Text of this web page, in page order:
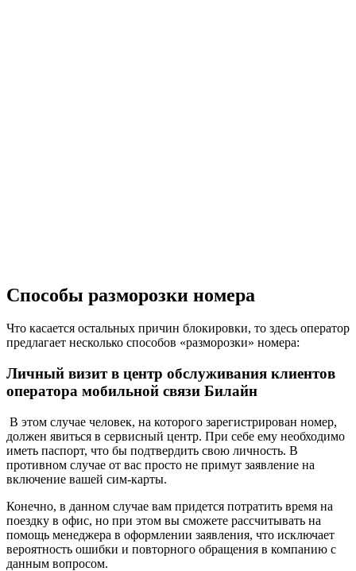
Способы разморозки номера
Что касается остальных причин блокировки, то здесь оператор
предлагает несколько способов «разморозки» номера:
Личный визит в центр обслуживания клиентов
оператора мобильной связи Билайн
В этом случае человек, на которого зарегистрирован номер,
должен явиться в сервисный центр. При себе ему необходимо
иметь паспорт, что бы подтвердить свою личность. В
противном случае от вас просто не примут заявление на
включение вашей сим-карты.
Конечно, в данном случае вам придется потратить время на
поездку в офис, но при этом вы сможете рассчитывать на
помощь менеджера в оформлении заявления, что исключает
вероятность ошибки и повторного обращения в компанию с
данным вопросом.